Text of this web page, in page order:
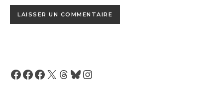
Facebook
Facebook
Facebook
X Threads
BlueskyInstagram